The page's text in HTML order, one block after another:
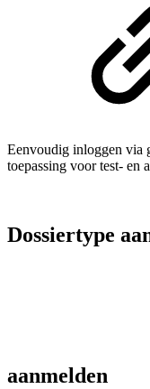
Eenvoudig inloggen via
toepassing voor test- en
Dossiertype
aanmelden